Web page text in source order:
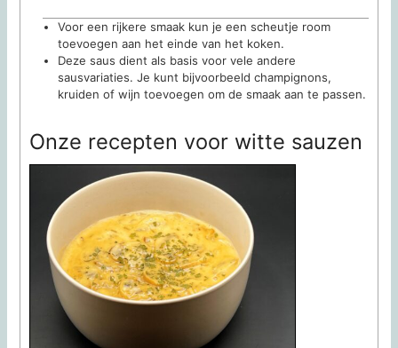
Voor een rijkere smaak kun je een scheutje room
toevoegen aan het einde van het koken.
Deze saus dient als basis voor vele andere
sausvariaties. Je kunt bijvoorbeeld champignons,
kruiden of wijn toevoegen om de smaak aan te passen.
Onze recepten voor witte sauzen